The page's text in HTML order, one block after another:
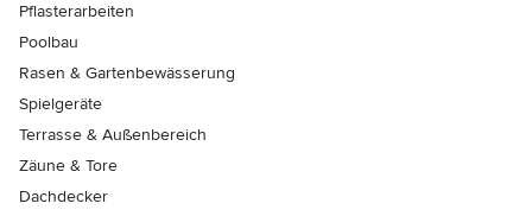
Pflasterarbeiten
Poolbau
Rasen & Gartenbewässerung
Spielgeräte
Terrasse & Außenbereich
Zäune & Tore
Dachdecker